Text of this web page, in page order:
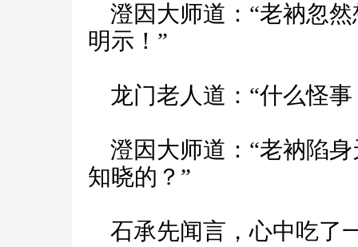
澄因大师道：“老衲忽
明示！”
龙门老人道：“什么怪事
澄因大师道：“老衲陷
知晓的？”
石承先闻言，心中吃了